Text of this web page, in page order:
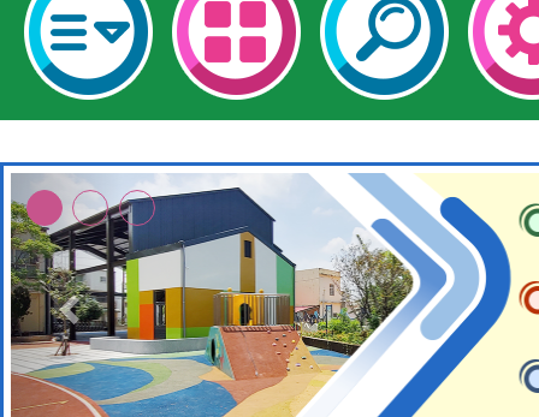
本校115學年度第2次代理
結果公告(無人報名，續辦